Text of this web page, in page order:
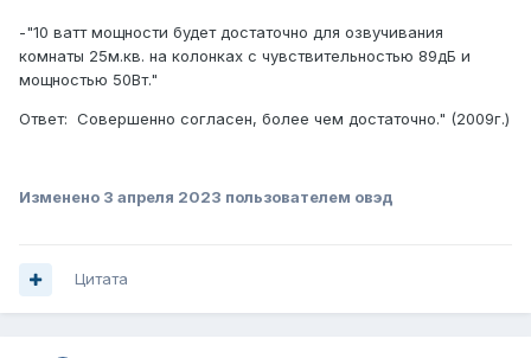
-"10 ватт мощности будет достаточно для озвучивания
комнаты 25м.кв. на колонках с чувствительностью 89дБ и
мощностью 50Вт."
Ответ: Совершенно согласен, более чем достаточно." (2009г.)
Изменено 3 апреля 2023 пользователем овэд
Цитата